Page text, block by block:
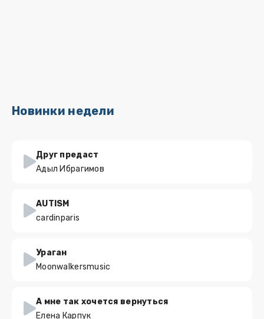
Новинки недели
Друг предаст
Адыл Ибрагимов
AUTISM
cardinparis
Ураган
Moonwalkersmusic
А мне так хочется вернуться
Елена Карпук